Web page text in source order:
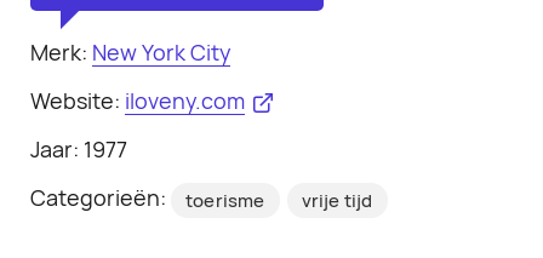
Merk: New York City
Website: iloveny.com
Jaar: 1977
Categorieën:
toerisme vrije tijd